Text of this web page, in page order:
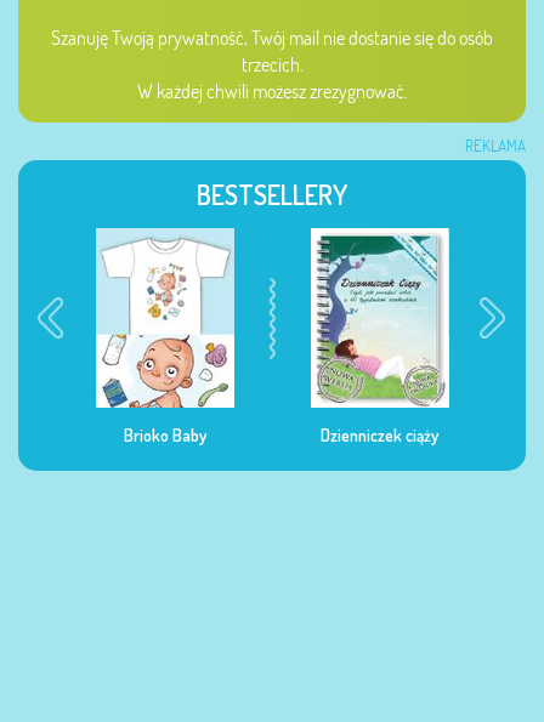
Szanuję Twoją prywatność, Twój mail nie dostanie się do osób
trzecich.
W każdej chwili możesz zrezygnować.
REKLAMA
BESTSELLERY
Dzienniczek ciąży Dzienniczek żywienia